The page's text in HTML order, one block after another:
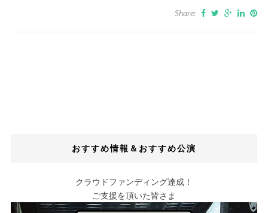
Share:
おすすめ情報＆おすすめ公演
クラウドファンディング達成！
ご支援を頂いた皆さま